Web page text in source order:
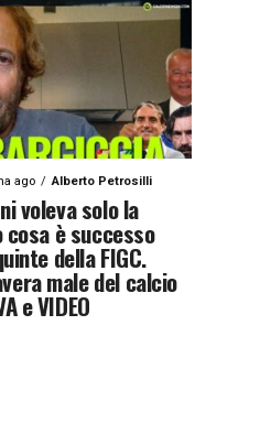
ago Alberto Petrosilli
voleva solo la
cosa è successo
della FIGC.
male del calcio
e VIDEO